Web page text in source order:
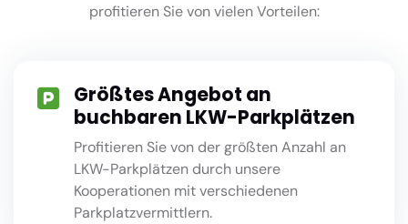
profitieren Sie von vielen Vorteilen:
Größtes Angebot an
buchbaren LKW-Parkplätzen
Profitieren Sie von der größten Anzahl an
LKW-Parkplätzen durch unsere
Kooperationen mit verschiedenen
Parkplatzvermittlern.